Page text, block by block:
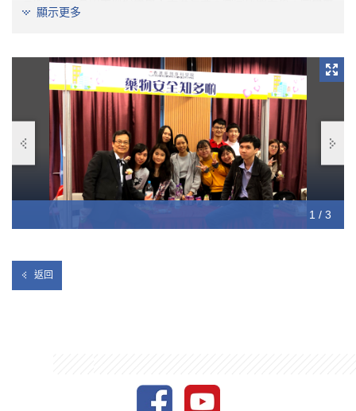
送予每位參與者—份小禮物。對同學來說，這是—次很好的學習
顯示更多
1 / 3
2 / 3
3 / 3
返回